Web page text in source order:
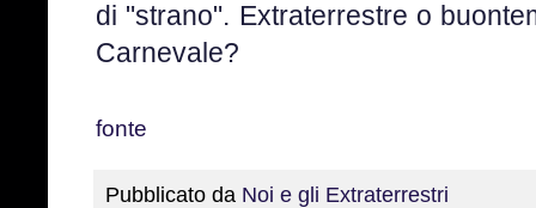
di "strano". Extraterrestre o
Carnevale?
fonte
Pubblicato da Noi e gli Extraterrestri